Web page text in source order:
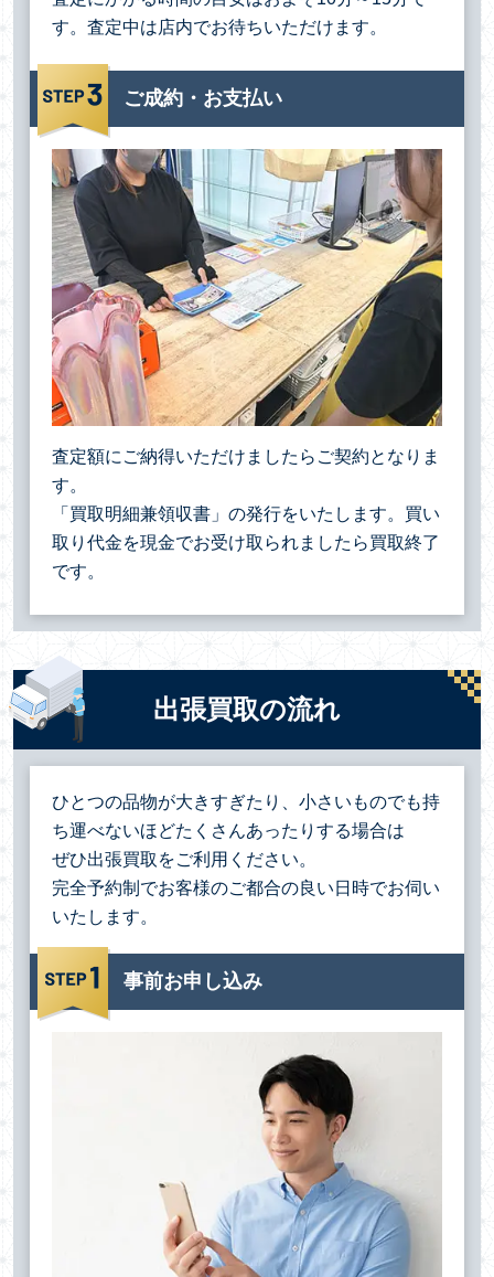
す。査定中は店内でお待ちいただけます。
ご成約・お支払い
査定額にご納得いただけましたらご契約となりま
す。
「買取明細兼領収書」の発行をいたします。買い
取り代金を現金でお受け取られましたら買取終了
です。
出張買取の流れ
ひとつの品物が大きすぎたり、小さいものでも持
ち運べないほどたくさんあったりする場合は
ぜひ出張買取をご利用ください。
完全予約制でお客様のご都合の良い日時でお伺い
いたします。
事前お申し込み